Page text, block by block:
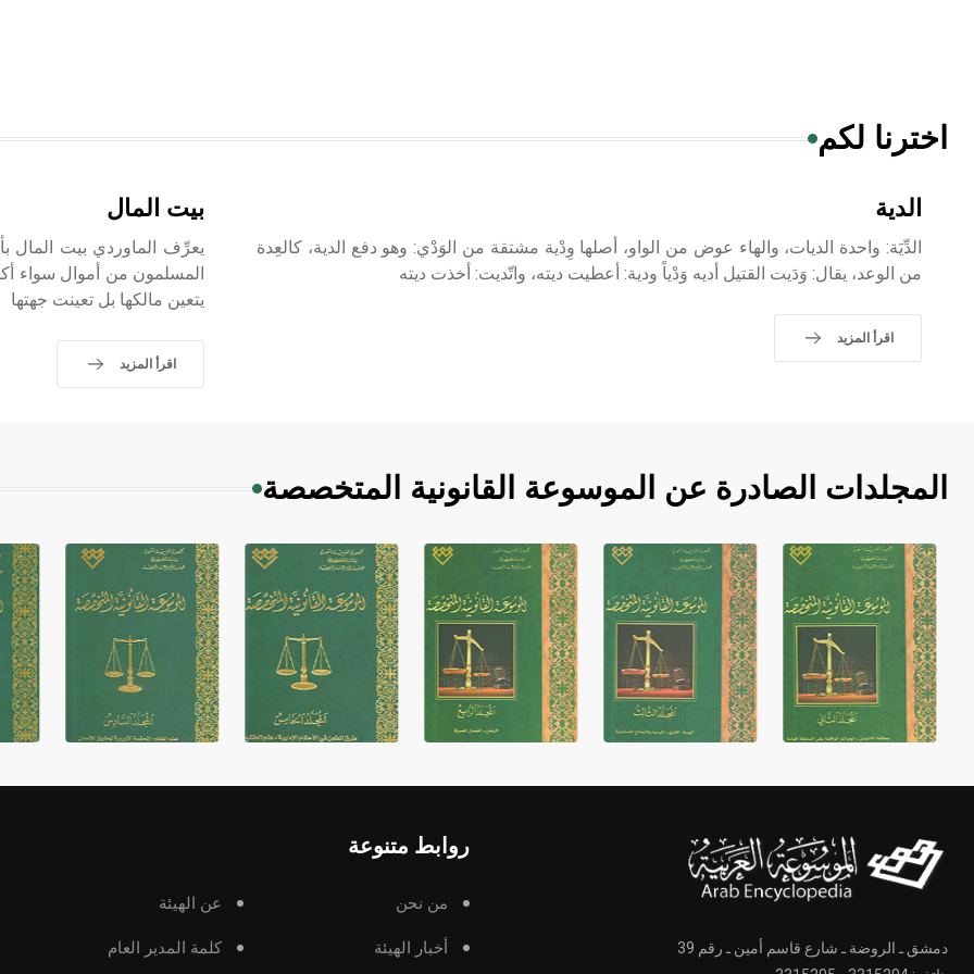
اخترنا لكم
الدية
الدِّيَة: واحدة الديات، والهاء عوض من الواو، أصلها وِدْية مشتقة من الوَدْي: وهو دفع الدية، كالعِدة
من الوعد، يقال: وَدَيت القتيل أديه وَدْياً ودية: أعطيت ديته، واتّديت: أخذت ديته
اقرأ المزيد
بيت المال
يعرِّف الماوردي بيت المال
المسلمون من أموال سواء
يتعين مالكها بل تعينت جهتها
اقرأ المزيد
المجلدات الصادرة عن الموسوعة القانونية المتخصصة
دمشق ـ الروضة ـ شارع قاسم أمين ـ رقم 39
روابط متنوعة
من نحن عن الهيئة
أخبار الهيئة كلمة المدير العام